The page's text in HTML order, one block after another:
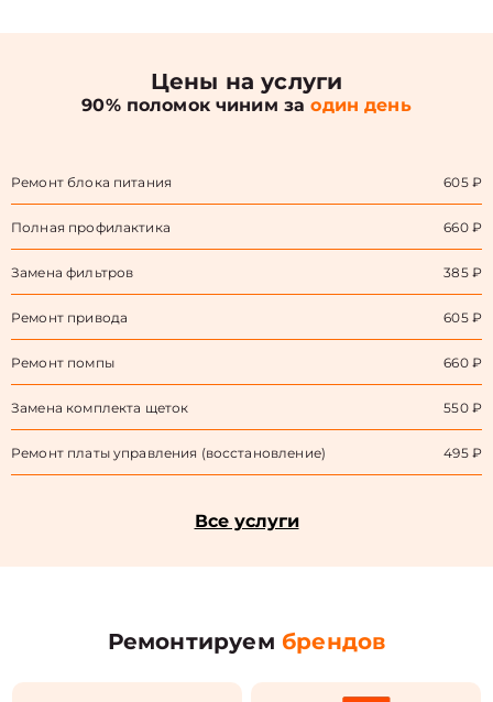
Цены на услуги
90% поломок чиним заодин день
Ремонт блока питания 605 ₽
Полная профилактика 660 ₽
Замена фильтров 385 ₽
Ремонт привода 605 ₽
Ремонт помпы 660 ₽
Замена комплекта щеток 550 ₽
Ремонт платы управления (восстановление) 495 ₽
Все услуги
Ремонтируем брендов